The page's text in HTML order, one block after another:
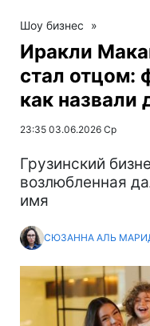
Шоу бизнес »
Иракли
стал отцом:
как назвали
23:35 03.06.2026 Ср
Грузинский
возлюбленная
имя
СЮЗАННА АЛЬ